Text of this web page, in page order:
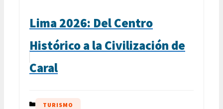
Lima 2026: Del Centro
Histórico a la Civilización de
Caral
CATEGORÍAS
TURISMO